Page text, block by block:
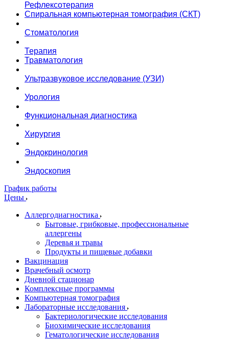
Рефлексотерапия
Спиральная компьютерная томография (СКТ)
Стоматология
Терапия
Травматология
Ультразвуковое исследование (УЗИ)
Урология
Функциональная диагностика
Хирургия
Эндокринология
Эндоскопия
График работы
Цены
Аллергодиагностика
Бытовые, грибковые, профессиональные
аллергены
Деревья и травы
Продукты и пищевые добавки
Вакцинация
Врачебный осмотр
Дневной стационар
Комплексные программы
Компьютерная томография
Лабораторные исследования
Бактериологические исследования
Биохимические исследования
Гематологические исследования